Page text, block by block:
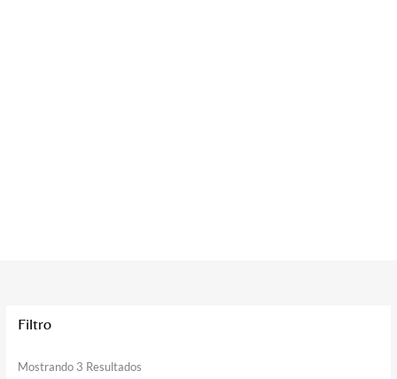
Filtro
Mostrando 3 Resultados